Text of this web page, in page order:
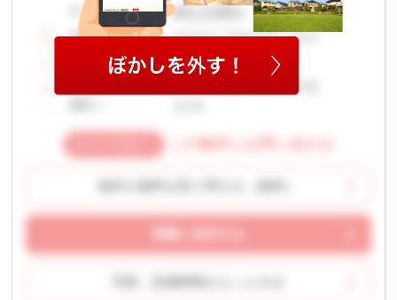
月々お支払い例 83,138
所在地： 高松市三谷町字西三谷中
土地面積： 339.63 ㎡